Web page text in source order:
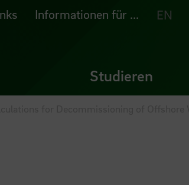
Informationen für ... EN
Studieren